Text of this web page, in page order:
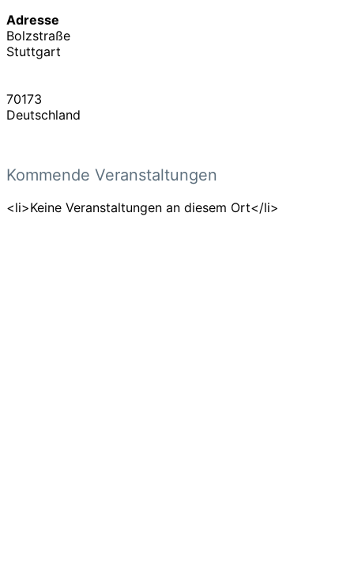
Adresse
Bolzstraße
Stuttgart
70173
Deutschland
Kommende Veranstaltungen
<li>Keine Veranstaltungen an diesem Ort</li>